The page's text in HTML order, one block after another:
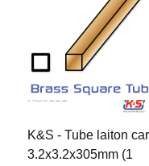
KS8151
K&S - Tube laiton
3.2x3.2x305mm (1